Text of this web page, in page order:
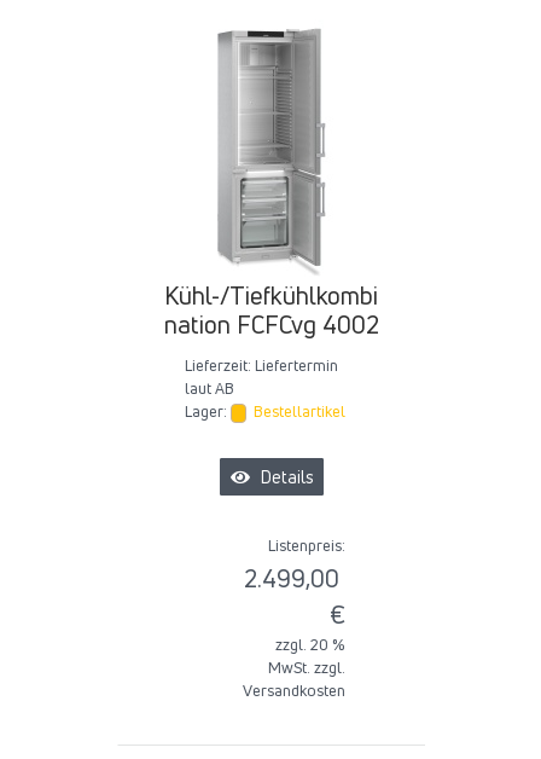
Kühl-/Tiefkühlkombi
nation FCFCvg 4002
Lieferzeit: Liefertermin
laut AB
Lager:
Bestellartikel
Details
Listenpreis:
2.499,00
€
zzgl. 20 %
MwSt. zzgl.
Versandkosten